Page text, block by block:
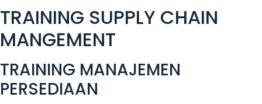
TRAINING SUPPLY CHAIN
MANGEMENT
TRAINING MANAJEMEN
PERSEDIAAN